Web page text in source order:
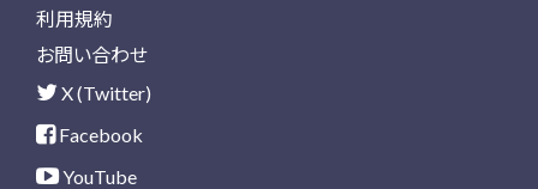
利用規約
お問い合わせ
X (Twitter)
Facebook
YouTube